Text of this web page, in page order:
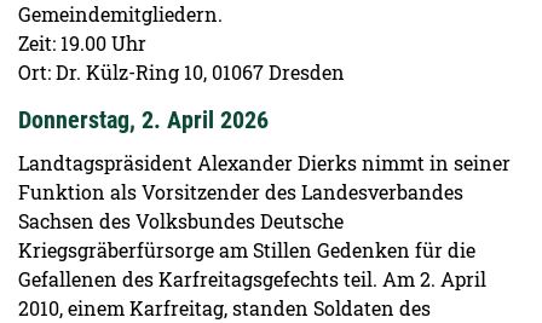
Gemeindemitgliedern.
Zeit: 19.00 Uhr
Ort: Dr. Külz-Ring 10, 01067 Dresden
Donnerstag, 2. April 2026
Landtagspräsident Alexander Dierks nimmt in seiner
Funktion als Vorsitzender des Landesverbandes
Sachsen des Volksbundes Deutsche
Kriegsgräberfürsorge am Stillen Gedenken für die
Gefallenen des Karfreitagsgefechts teil. Am 2. April
2010, einem Karfreitag, standen Soldaten des